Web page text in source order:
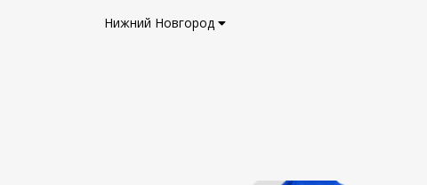
Нижний Новгород